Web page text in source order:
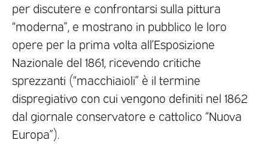
per discutere e confrontarsi sulla pittura
“moderna”, e mostrano in pubblico le loro
opere per la prima volta all’Esposizione
Nazionale del 1861, ricevendo critiche
sprezzanti (“macchiaioli” è il termine
dispregiativo con cui vengono definiti nel 1862
dal giornale conservatore e cattolico “Nuova
Europa”).